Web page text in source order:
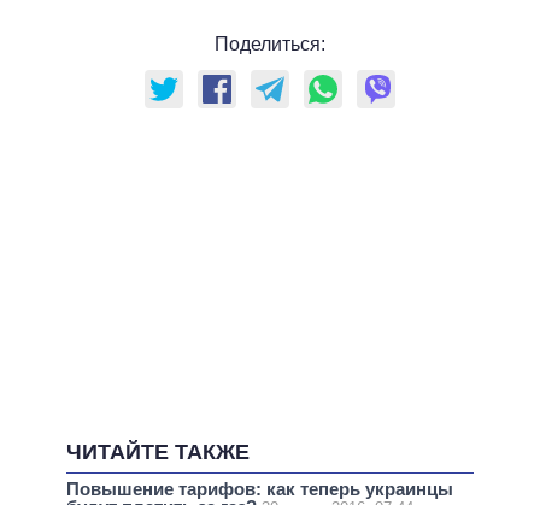
Поделиться:
ЧИТАЙТЕ ТАКЖЕ
Повышение тарифов: как теперь украинцы